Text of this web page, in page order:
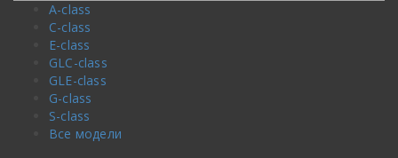
A-class
C-class
E-class
GLC-class
GLE-class
G-class
S-class
Все модели